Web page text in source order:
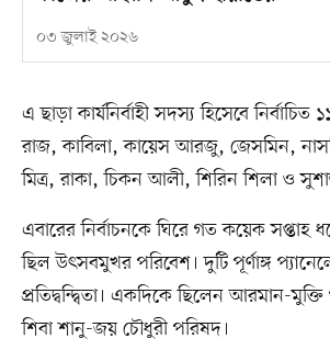
০৩ জুলাই ২০২৬
এ ছাড়া কার্যনির্বাহী সদস্য হিসেবে
রাজ, কাবিলা, কায়েস আরজু, জেসমিন,
মিত্র, রাকা, চিকন আলী, শিরিন শিলা ও
এবারের নির্বাচনকে ঘিরে গত কয়েক সপ্তাহ
ছিল উৎসবমুখর পরিবেশ। দুটি পূর্ণাঙ্গ
প্রতিদ্বন্দ্বিতা। একদিকে ছিলেন আরমান-
শিবা শানু-জয় চৌধুরী পরিষদ।